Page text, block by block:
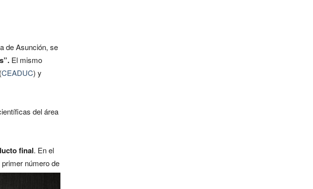
de Asunción, se
El mismo
CEADUC) y
del área
final. En el
número de